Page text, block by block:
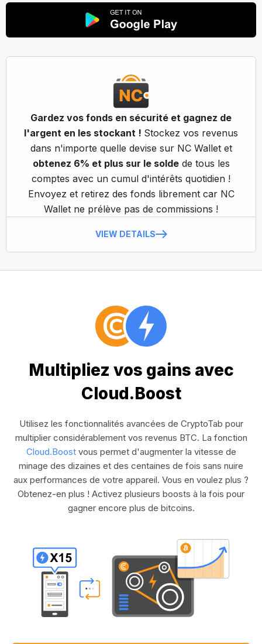
Gardez vos fonds en sécurité et gagnez de
l'argent en les stockant ! Stockez vos revenus
dans n'importe quelle devise sur NC Wallet et
obtenez 6% et plus sur le soldede tous les
comptes avec un cumul d'intérêts quotidien !
Envoyez et retirez des fonds librement car NC
Wallet ne prélève pas de commissions !
VIEW DETAILS
Multipliez vos gains avec
Cloud.Boost
Utilisez les fonctionnalités avancées de CryptoTab pour
multiplier considérablement vos revenus BTC. La fonction
Cloud.Boostvous permet d'augmenter la vitesse de
minage des dizaines et des centaines de fois sans nuire
aux performances de votre appareil. Vous en voulez plus ?
Obtenez-en plus ! Activez plusieurs boosts à la fois pour
gagner encore plus de bitcoins.